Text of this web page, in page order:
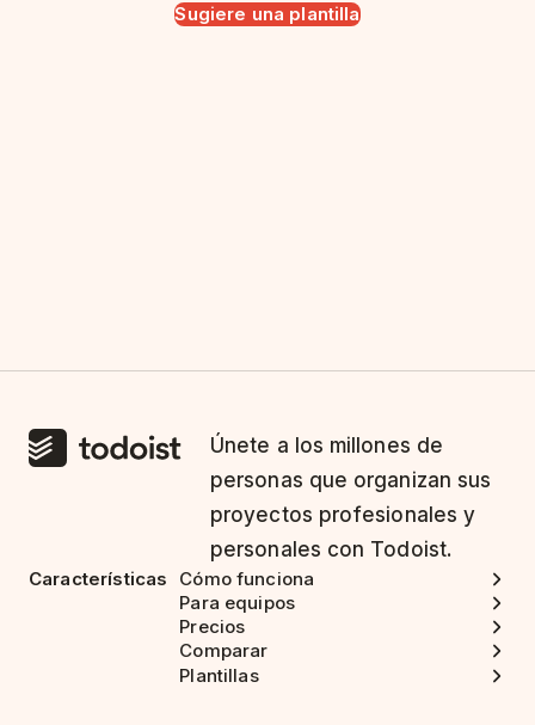
Sugiere una plantilla
Únete a los millones de
personas que organizan sus
proyectos profesionales y
personales con Todoist.
Características
Cómo funciona
Para equipos
Precios
Comparar
Plantillas